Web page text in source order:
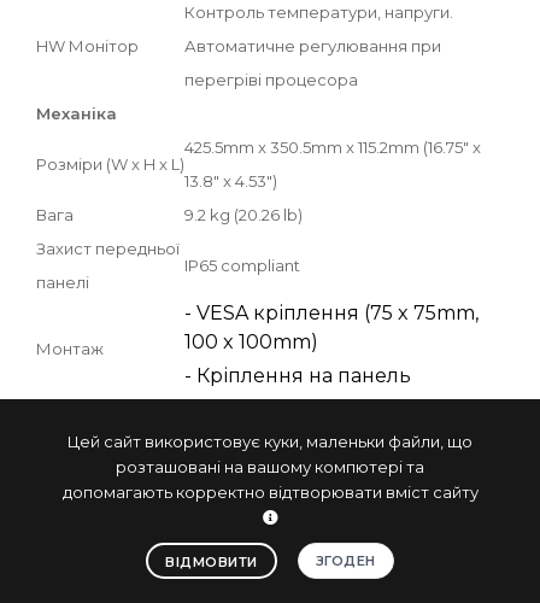
HW Монітор
Контроль температури, напруги.
Автоматичне регулювання при
перегріві процесора
Механіка
Розміри (W x H x L)
425.5mm x 350.5mm x 115.2mm (16.75" x
13.8" x 4.53")
Вага
9.2 kg (20.26 lb)
Захист передньої
панелі
IP65 compliant
Монтаж
- VESA кріплення (75 x 75mm,
100 x 100mm)
- Кріплення на панель
Робоча
температура
0°C to 50°C (32°F to 122°F)
10% to 90%, без конденсації
Цей сайт використовує куки, маленьки файли, що
розташовані на вашому компютері та
допомагають корректно відтворювати вміст сайту
ВІДМОВИТИ ЗГОДЕН